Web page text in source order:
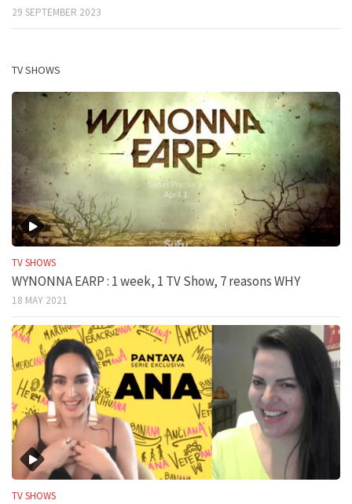
29 SEPTEMBER 2023
TV SHOWS
TV SHOWS
WYNONNA EARP : 1 week, 1 TV Show, 7 reasons WHY
18 MAY 2021
TV SHOWS